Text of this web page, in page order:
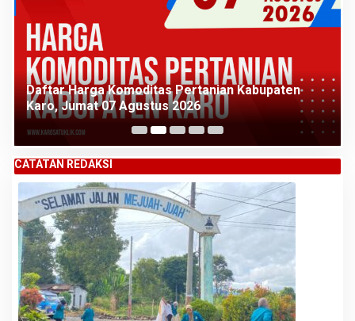
Daftar Harga Komoditas Pertanian Kabupaten
Karo, Jumat 07 Agustus 2026
CATATAN REDAKSI